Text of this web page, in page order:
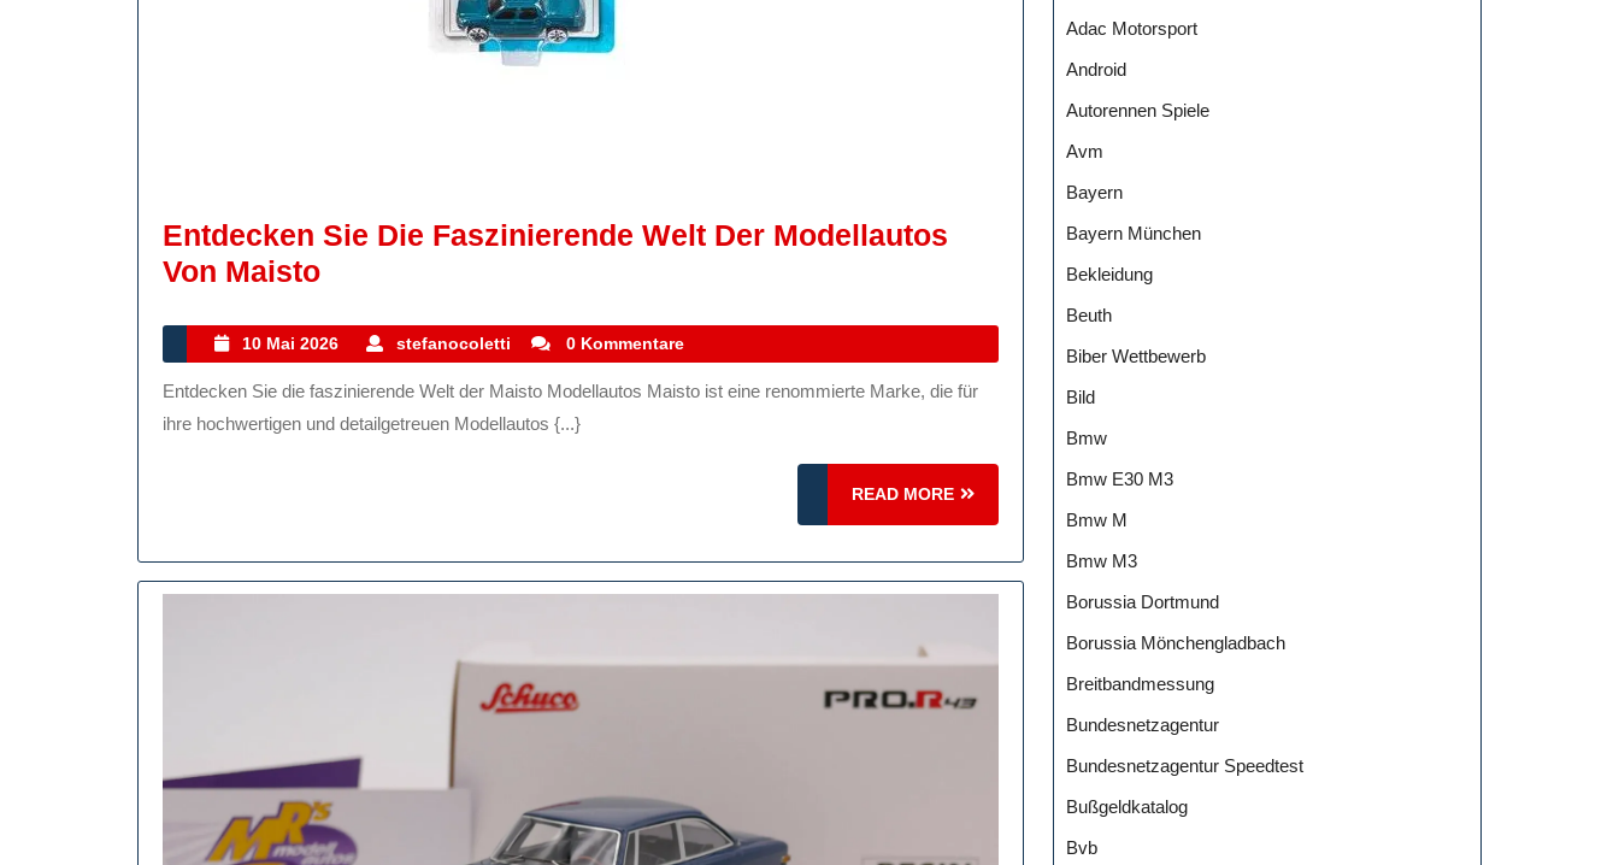
Entdecken Sie Die Faszinierende Welt Der Modellautos
Von MaistoEntdecken
Die
Faszinierende
Welt
Maisto
10 Mai 2026
10
Mai
2026
stefanocoletti stefanocoletti
0 Kommentare
Entdecken Sie die faszinierende Welt der Maisto Modellautos Maisto ist eine renommierte Marke, die für
ihre hochwertigen und detailgetreuen Modellautos {...}
READ MORE
READ
MORE
Adac Motorsport
Android
Autorennen Spiele
Avm
Bayern
Bayern München
Bekleidung
Beuth
Biber Wettbewerb
Bild
Bmw
Bmw E30 M3
Bmw M
Bmw M3
Borussia Dortmund
Borussia Mönchengladbach
Breitbandmessung
Bundesnetzagentur
Bundesnetzagentur Speedtest
Bußgeldkatalog
Bvb